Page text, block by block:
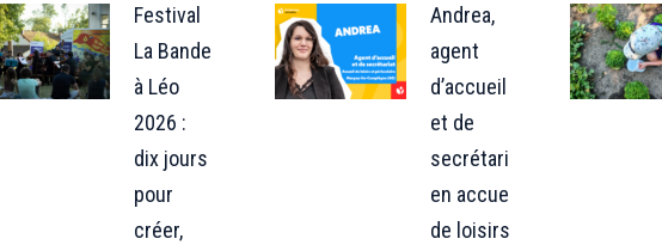
Festival
La Bande
à Léo
2026 :
dix jours
pour
créer,
Andrea,
agent
d’accueil
et de
secrétariat
en accueil
de loisirs :